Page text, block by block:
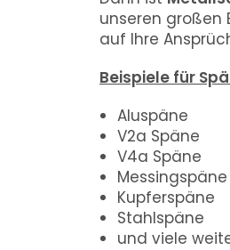
unseren großen
auf Ihre
Beispiele für
Aluspäne
V2a Späne
V4a Späne
Messingspäne
Kupferspäne
Stahlspäne
und viele